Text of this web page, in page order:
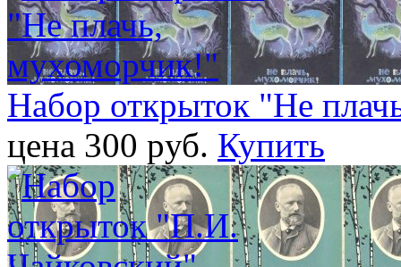
Набор открыток "Не
цена 300 pуб. Купить